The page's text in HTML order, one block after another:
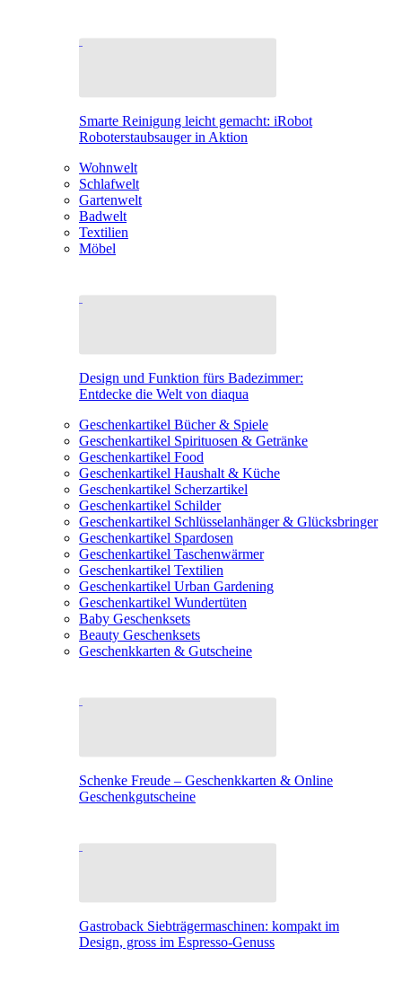
Smarte Reinigung leicht gemacht: iRobot
Roboterstaubsauger in Aktion
Wohnwelt
Schlafwelt
Gartenwelt
Badwelt
Textilien
Möbel
Design und Funktion fürs Badezimmer:
Entdecke die Welt von diaqua
Geschenkartikel Bücher & Spiele
Geschenkartikel Spirituosen & Getränke
Geschenkartikel Food
Geschenkartikel Haushalt & Küche
Geschenkartikel Scherzartikel
Geschenkartikel Schilder
Geschenkartikel Schlüsselanhänger & Glücksbringer
Geschenkartikel Spardosen
Geschenkartikel Taschenwärmer
Geschenkartikel Textilien
Geschenkartikel Urban Gardening
Geschenkartikel Wundertüten
Baby Geschenksets
Beauty Geschenksets
Geschenkkarten & Gutscheine
Schenke Freude – Geschenkkarten & Online
Geschenkgutscheine
Gastroback Siebträgermaschinen: kompakt im
Design, gross im Espresso-Genuss